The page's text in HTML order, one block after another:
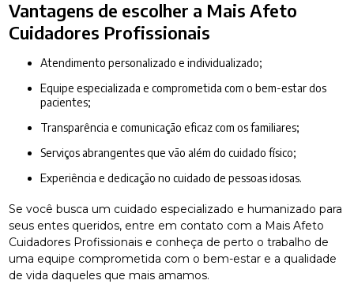
Vantagens de escolher a Mais Afeto
Cuidadores Profissionais
Atendimento personalizado e individualizado;
Equipe especializada e comprometida com o bem-estar dos
pacientes;
Transparência e comunicação eficaz com os familiares;
Serviços abrangentes que vão além do cuidado físico;
Experiência e dedicação no cuidado de pessoas idosas.
Se você busca um cuidado especializado e humanizado para
seus entes queridos, entre em contato com a Mais Afeto
Cuidadores Profissionais e conheça de perto o trabalho de
uma equipe comprometida com o bem-estar e a qualidade
de vida daqueles que mais amamos.